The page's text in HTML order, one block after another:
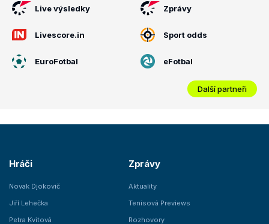
Live výsledky Zprávy
Livescore.in Sport odds
EuroFotbal eFotbal
Další partneři
Hráči
Novak Djokovič
Jiří Lehečka
Petra Kvitová
Zprávy
Aktuality
Tenisová Previews
Rozhovory